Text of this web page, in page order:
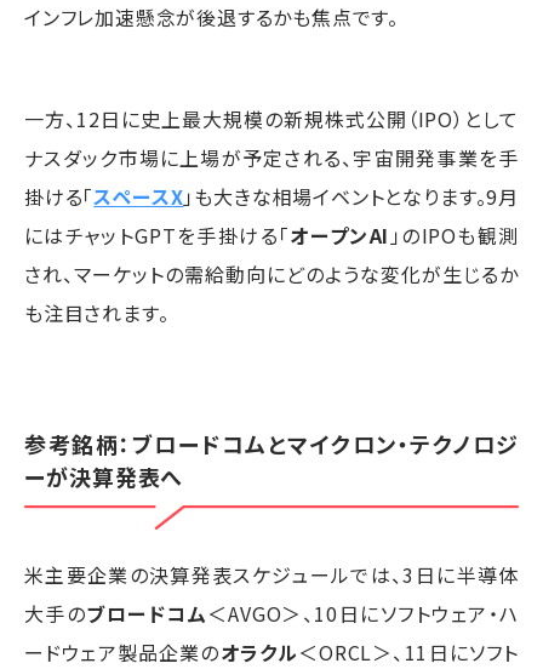
インフレ加速懸念が後退するかも焦点です。
一方、12日に史上最大規模の新規株式公開（IPO）として
ナスダック市場に上場が予定される、宇宙開発事業を手
掛ける「スペースX」も大きな相場イベントとなります。9月
にはチャットGPTを手掛ける「オープンAI 」のIPOも観測
され、マーケットの需給動向にどのような変化が生じるか
も注目されます。
参考銘柄：ブロードコムとマイクロン・テクノロジ
ーが決算発表へ
米主要企業の決算発表スケジュールでは、3日に半導体
大手のブロードコム＜AVGO＞、10日にソフトウェア・ハ
ードウェア製品企業のオラクル＜ORCL＞、11日にソフト